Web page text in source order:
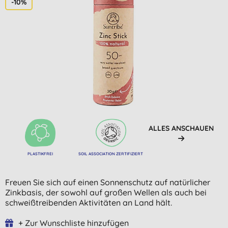
-10%
PLASTIKFREI SOIL ASSOCIATION ZERTIFIZIERT
ALLES ANSCHAUEN
Freuen Sie sich auf einen Sonnenschutz auf natürlicher
Zinkbasis, der sowohl auf großen Wellen als auch bei
schweißtreibenden Aktivitäten an Land hält.
+ Zur Wunschliste hinzufügen